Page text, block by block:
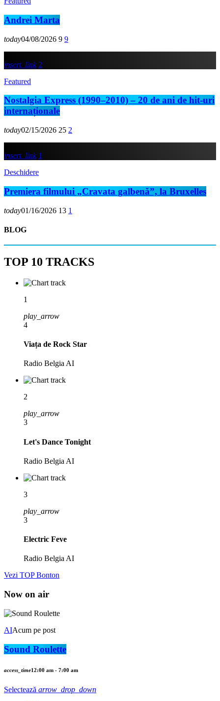
Andrei Marta
today04/08/2026 9 9
insert_link 2
Featured
Nostalgia Express (1990–2010) – 20 de ani de hit-uri
internaționale
today02/15/2026 25 2
insert_link 1
Deschidere
Premiera filmului „Cravata galbenă”, la Bruxelles
today01/16/2026 13 1
BLOG
TOP 10 TRACKS
1
play_arrow
4
Viața de Rock Star
Radio Belgia AI
2
play_arrow
3
Let's Dance Tonight
Radio Belgia AI
3
play_arrow
3
Electric Feve
Radio Belgia AI
Vezi TOP Bonton
Now on air
AIAcum pe post
Sound Roulette
access_time12:00 am - 7:00 am
Selectează arrow_drop_down